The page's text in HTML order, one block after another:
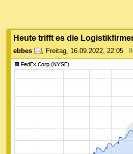
Heute trifft es die
ebbes , Freitag, 16.09.2022, 22:05